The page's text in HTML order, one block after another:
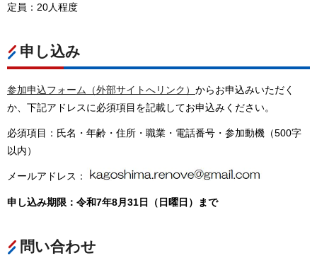
定員：20人程度
申し込み
参加申込フォーム（外部サイトへリンク） からお申込みいただく
か、下記アドレスに必須項目を記載してお申込みください。
必須項目：氏名・年齢・住所・職業・電話番号・参加動機（500字
以内）
メールアドレス：
申し込み期限：令和7年8月31日（日曜日）まで
問い合わせ